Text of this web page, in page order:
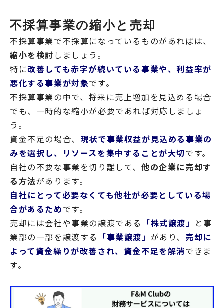
不採算事業の縮小と売却
不採算事業で不採算になっているものがあればは、
縮小を検討 しましょう。
特に改善しても赤字が続いている事業や、利益率が
悪化する事業が対象です。
不採算事業の中で、将来に売上増加を見込める場合
でも、一時的な縮小が必要であれば対応しましょ
う。
資金不足の場合、 現状で事業収益が見込める事業の
みを選択し、リソースを集中することが大切です。
自社の不要な事業を切り離して、他の企業に売却す
る方法があります。
自社にとって必要なくても他社が必要としている場
合があるためです。
売却には会社や事業の譲渡である 「株式譲渡」
と事
業部の一部を譲渡する 「事業譲渡」 があり、 売却に
よって資金繰りが改善され、資金不足を解消できま
す。